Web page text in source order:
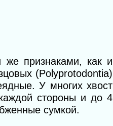
же признаками, как и
(Polyprotodontia)
У многих хвост
стороны и до 4
сумкой.